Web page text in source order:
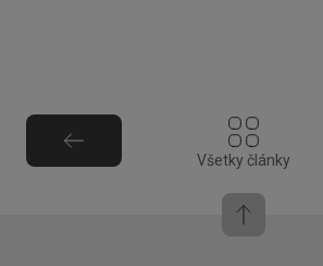
Všetky články